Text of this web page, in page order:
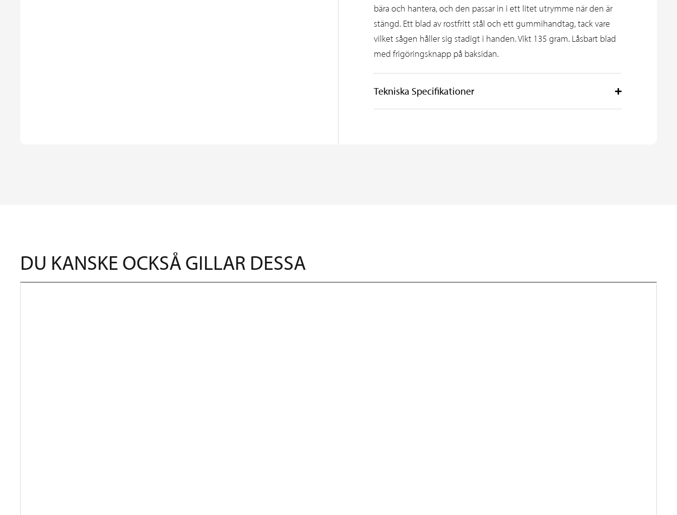
bära och hantera, och den passar in i ett litet utrymme när den är
stängd. Ett blad av rostfritt stål och ett gummihandtag, tack vare
vilket sågen håller sig stadigt i handen. Vikt 135 gram. Låsbart blad
med frigöringsknapp på baksidan.
Tekniska Specifikationer
DU KANSKE OCKSÅ GILLAR DESSA